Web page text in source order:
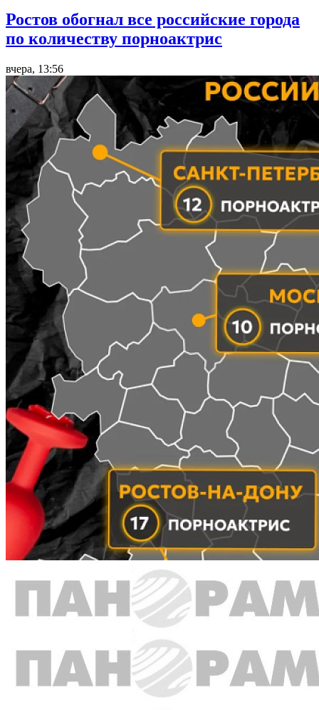
Ростов обогнал все российские города
по количеству порноактрис
вчера, 13:56